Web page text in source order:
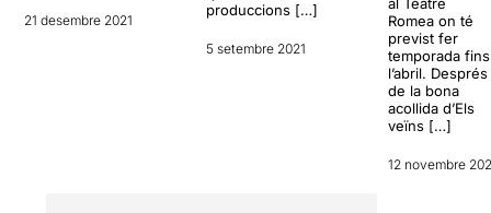
21 desembre 2021
produccions […]
5 setembre 2021
Romea on té
previst fer
temporada
l’abril. Després
de la bona
acollida d’Els
veïns […]
12 novembre